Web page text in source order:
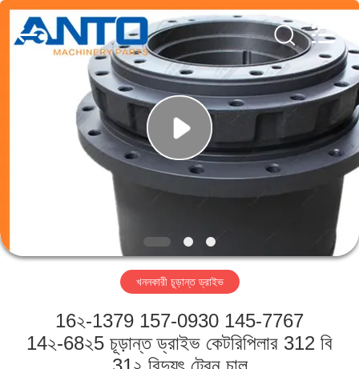
কারখানা
Guangzhou
Anto
Machinery
Parts
Co.,Ltd..
খননকারী চূড়ান্ত ড্রাইভ
16২-1379 157-0930 145-7767
14২-68২5 চূড়ান্ত ড্রাইভ কেটরিপিলার 312 বি